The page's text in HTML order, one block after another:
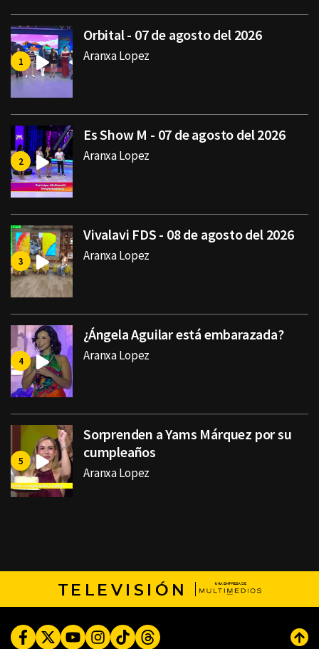
Orbital - 07 de agosto del 2026
Aranxa Lopez
Es Show M - 07 de agosto del 2026
Aranxa Lopez
Vivalavi FDS - 08 de agosto del 2026
Aranxa Lopez
¿Ángela Aguilar está embarazada?
Aranxa Lopez
Sorprenden a Yams Márquez por su
cumpleaños
Aranxa Lopez
TELEVISIÓN
FacebookTwitterYoutubeInstagram
TikTokThreads